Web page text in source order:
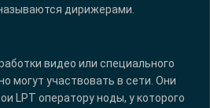
дирижерами.
видео или специального
могут участвовать в сети. Они
LPT оператору ноды, у которого